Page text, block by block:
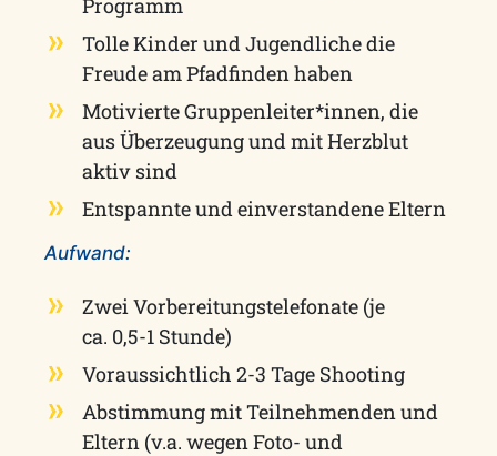
Tolle Kinder und Jugendliche die
Freude am Pfadfinden haben
Motivierte Gruppenleiter*innen, die
aus Überzeugung und mit Herzblut
aktiv sind
Entspannte und einverstandene Eltern
Aufwand:
Zwei Vorbereitungstelefonate (je
ca. 0,5-1 Stunde)
Voraussichtlich 2-3 Tage Shooting
Abstimmung mit Teilnehmenden und
Eltern (v.a. wegen Foto- und